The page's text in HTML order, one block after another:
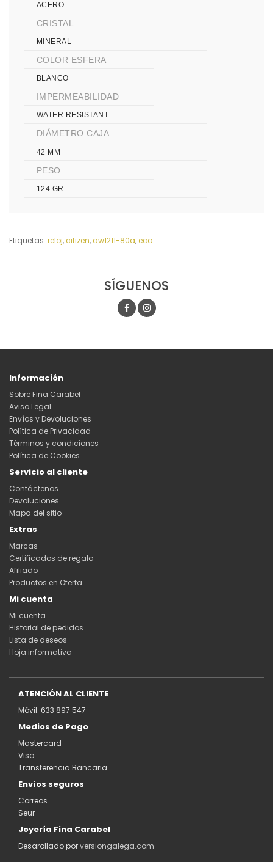
ACERO
CRISTAL
MINERAL
COLOR ESFERA
BLANCO
IMPERMEABILIDAD
WATER RESISTANT
DIÁMETRO CAJA
42 MM
PESO
124 GR
Etiquetas: reloj, citizen, aw1211-80a,eco
SÍGUENOS
Información
Sobre Fina Carabel
Aviso Legal
Envíos y Devoluciones
Política de Privacidad
Términos y condiciones
Política de Cookies
Servicio al cliente
Contáctenos
Devoluciones
Mapa del sitio
Extras
Marcas
Certificados de regalo
Afiliado
Productos en Oferta
Mi cuenta
Mi cuenta
Historial de pedidos
Lista de deseos
Hoja informativa
ATENCIÓN AL CLIENTE
Móvil: 633 897 547
Medios de Pago
Mastercard
Visa
Transferencia Bancaria
Envíos seguros
Correos
Seur
Joyería Fina Carabel
Desarollado porversiongalega.com